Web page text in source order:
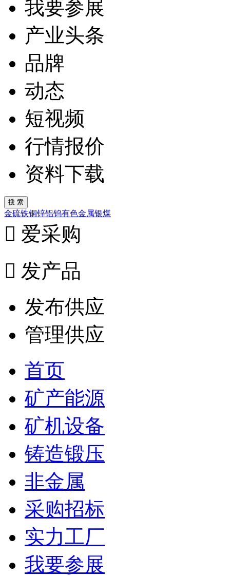
我要参展
产业头条
品牌
动态
短视频
行情报价
资料下载
金硫铁铜锌铝钨有色金属银煤
 爱采购
 发产品
发布供应
管理供应
首页
矿产能源
矿机设备
铸造锻压
非金属
采购招标
实力工厂
我要参展